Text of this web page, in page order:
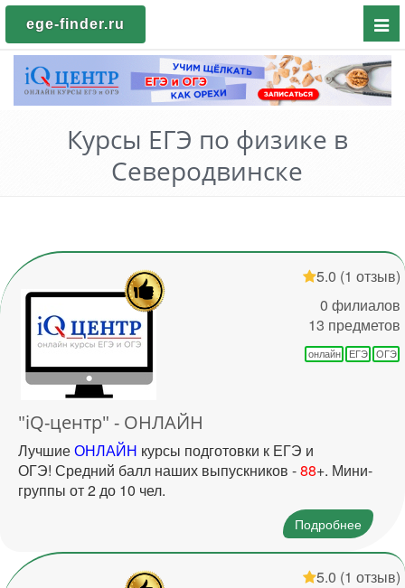
ege-finder.ru
Курсы ЕГЭ по физике в
Северодвинске
5.0 (1 отзыв)
0 филиалов
13 предметов
онлайн ЕГЭ ОГЭ
"iQ-центр" - ОНЛАЙН
ЛучшиеОНЛАЙН курсы подготовки к ЕГЭ и
ОГЭ! Средний балл наших выпускников -88+. Мини-
группы от 2 до 10 чел.
Подробнее
5.0 (1 отзыв)